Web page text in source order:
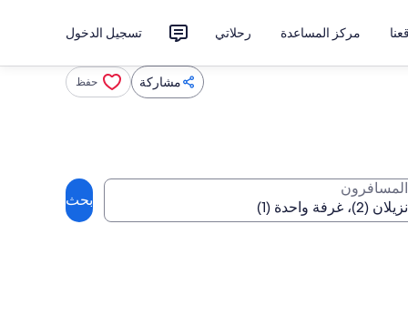
مركز المساعدة رحلاتي تسجيل الدخول
مشاركة حفظ
المسافرون
بحث